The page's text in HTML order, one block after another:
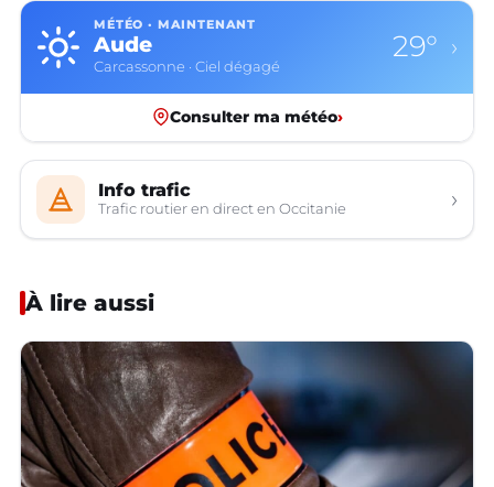
MÉTÉO · MAINTENANT
Aude
Carcassonne · Ciel dégagé
29° ›
Consulter ma météo›
Info trafic
Trafic routier en direct en Occitanie ›
À lire aussi